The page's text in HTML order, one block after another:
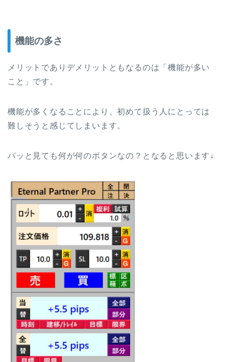
機能の多さ
メリットでありデメリットともなるのは「機能が多い
こと」です。
機能が多くなることにより、初めて扱う人にとっては
難しそうと感じてしまいます。
パッと見ても何が何のボタンなの？となると思います↓